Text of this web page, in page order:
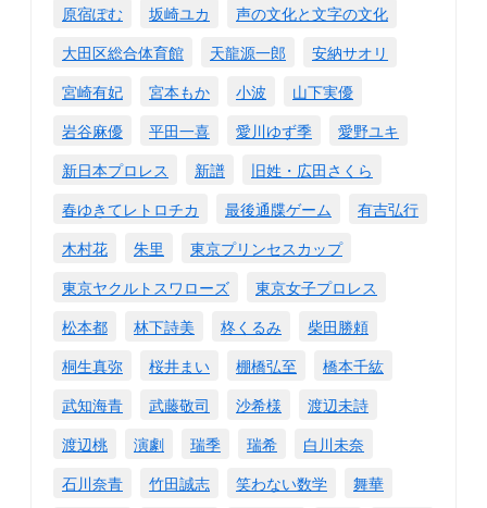
原宿ぽむ
坂崎ユカ
声の文化と文字の文化
大田区総合体育館
天龍源一郎
安納サオリ
宮崎有妃
宮本もか 小波
山下実優
岩谷麻優
平田一喜 愛川ゆず季
愛野ユキ
新日本プロレス
新譜
旧姓・広田さくら
春ゆきてレトロチカ
最後通牒ゲーム
有吉弘行
木村花
朱里
東京プリンセスカップ
東京ヤクルトスワローズ
東京女子プロレス
松本都
林下詩美 柊くるみ
柴田勝頼
桐生真弥
桜井まい 棚橋弘至
橋本千紘
武知海青
武藤敬司 沙希様
渡辺未詩
渡辺桃
演劇 瑞季 瑞希
白川未奈
石川奈青
竹田誠志 笑わない数学 舞華